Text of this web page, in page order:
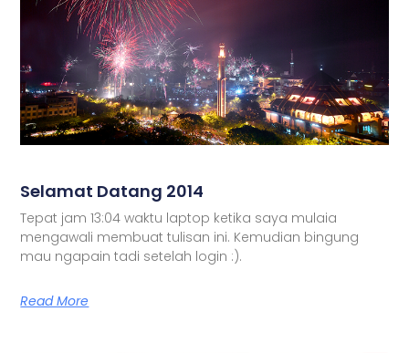
Selamat Datang 2014
Tepat jam 13:04 waktu laptop ketika saya mulaia
mengawali membuat tulisan ini. Kemudian bingung
mau ngapain tadi setelah login :).
Read More